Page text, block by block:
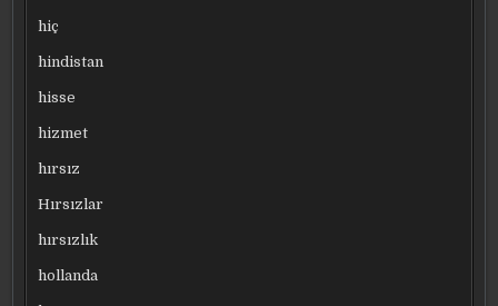
hiç
hindistan
hisse
hizmet
hırsız
Hırsızlar
hırsızlık
hollanda